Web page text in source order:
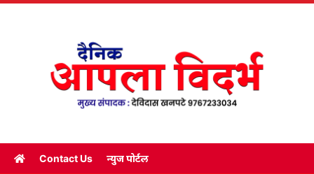
Contact Us न्युज पोर्टल